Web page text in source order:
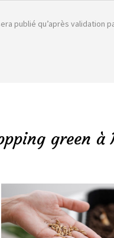
publié qu’après validation
green à